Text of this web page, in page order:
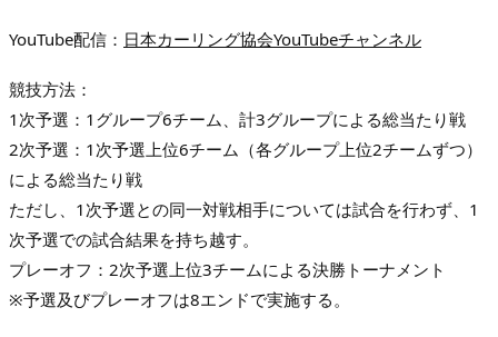
YouTube配信： 日本カーリング協会YouTubeチャンネル
競技方法：
1次予選：1グループ6チーム、計3グループによる総当たり戦
2次予選：1次予選上位6チーム（各グループ上位2チームずつ）
による総当たり戦
ただし、1次予選との同一対戦相手については試合を行わず、1
次予選での試合結果を持ち越す。
プレーオフ：2次予選上位3チームによる決勝トーナメント
※予選及びプレーオフは8エンドで実施する。